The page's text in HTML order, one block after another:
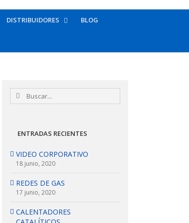
DISTRIBUIDORES BLOG
Buscar:
ENTRADAS RECIENTES
VIDEO CORPORATIVO
18 junio, 2020
REDES DE GAS
17 junio, 2020
CALENTADORES